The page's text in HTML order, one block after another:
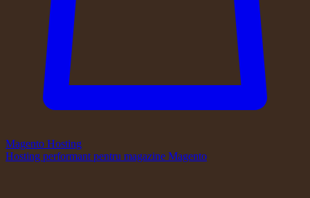
Magento Hosting
Hosting performant pentru magazine Magento